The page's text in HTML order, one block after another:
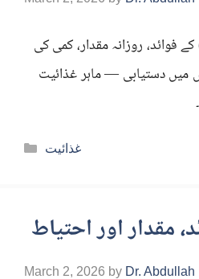
کے فوائد، روزانہ مقدار، کمی کی
میں دستیابی — ماہر غذائیت
Categories
غذائیت
March 2, 2026 by Dr. Abdullah